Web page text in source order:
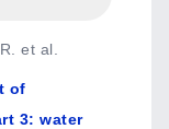
et al.
of
3: water